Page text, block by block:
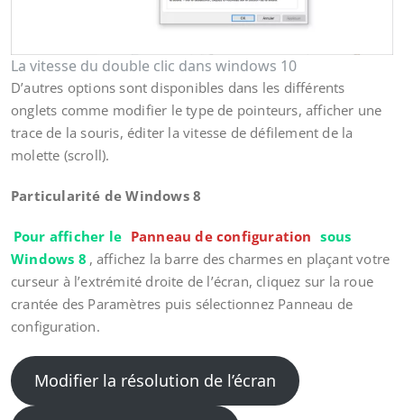
La vitesse du double clic dans windows 10
D’autres options sont disponibles dans les différents
onglets comme modifier le type de pointeurs, afficher une
trace de la souris, éditer la vitesse de défilement de la
molette (scroll).
Particularité de Windows 8
Pour afficher le Panneau de configuration sous
Windows 8 , affichez la barre des charmes en plaçant votre
curseur à l’extrémité droite de l’écran, cliquez sur la roue
crantée des Paramètres puis sélectionnez Panneau de
configuration.
Modifier la résolution de l’écran